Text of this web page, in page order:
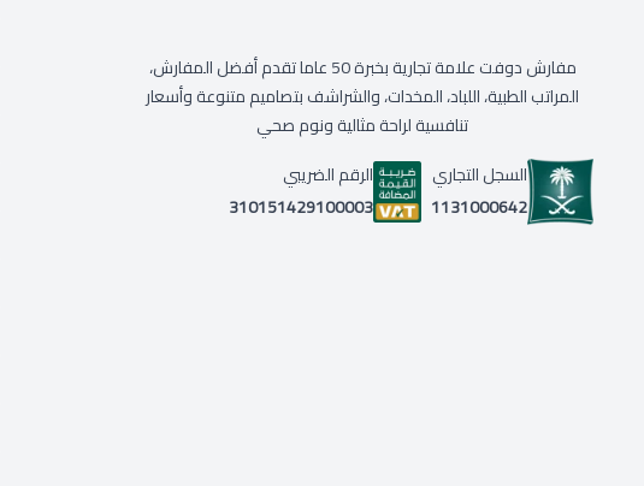
مفارش دوفت علامة تجارية بخبرة 50 عاما تقدم أفضل المفارش،
المراتب الطبية، اللباد، المخدات، والشراشف بتصاميم متنوعة وأسعار
تنافسية لراحة مثالية ونوم صحي
السجل التجاري
1131000642
الرقم الضريبي
310151429100003